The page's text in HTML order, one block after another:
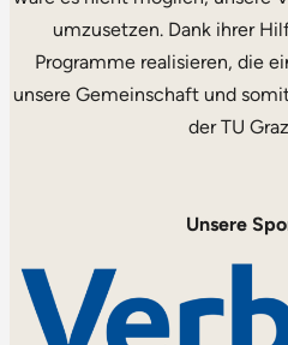
umzusetzen. Dank ihrer
Programme realisieren, die
unsere Gemeinschaft und
der TU
Unsere